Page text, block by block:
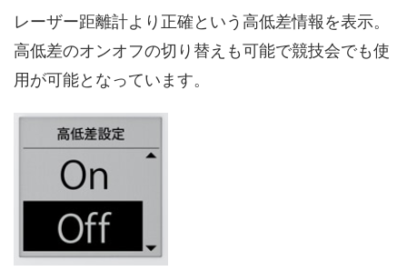
レーザー距離計より正確という高低差情報を表示。
高低差のオンオフの切り替えも可能で競技会でも使
用が可能となっています。